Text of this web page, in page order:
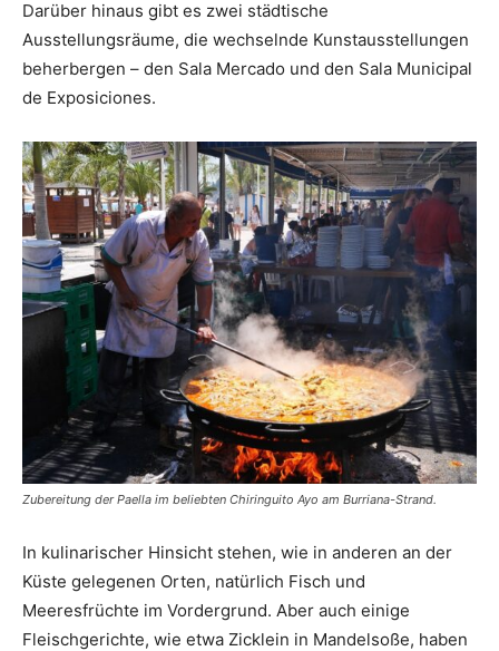
Darüber hinaus gibt es zwei städtische
Ausstellungsräume, die wechselnde Kunstausstellungen
beherbergen – den Sala Mercado und den Sala Municipal
de Exposiciones.
Zubereitung der Paella im beliebten Chiringuito Ayo am Burriana-Strand.
In kulinarischer Hinsicht stehen, wie in anderen an der
Küste gelegenen Orten, natürlich Fisch und
Meeresfrüchte im Vordergrund. Aber auch einige
Fleischgerichte, wie etwa Zicklein in Mandelsoße, haben